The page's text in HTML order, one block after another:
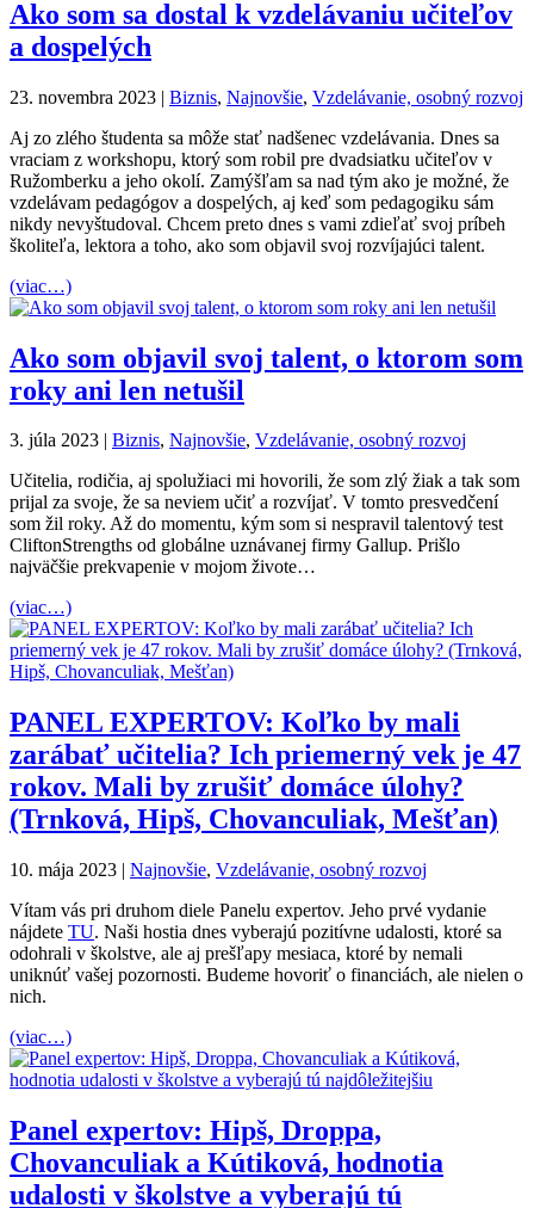
Ako som sa dostal k vzdelávaniu učiteľov
a dospelých
23. novembra 2023 | Biznis, Najnovšie, Vzdelávanie, osobný rozvoj
Aj zo zlého študenta sa môže stať nadšenec vzdelávania. Dnes sa
vraciam z workshopu, ktorý som robil pre dvadsiatku učiteľov v
Ružomberku a jeho okolí. Zamýšľam sa nad tým ako je možné, že
vzdelávam pedagógov a dospelých, aj keď som pedagogiku sám
nikdy nevyštudoval. Chcem preto dnes s vami zdieľať svoj príbeh
školiteľa, lektora a toho, ako som objavil svoj rozvíjajúci talent.
(viac…)
Ako som objavil svoj talent, o ktorom som
roky ani len netušil
3. júla 2023 | Biznis, Najnovšie, Vzdelávanie, osobný rozvoj
Učitelia, rodičia, aj spolužiaci mi hovorili, že som zlý žiak a tak som
prijal za svoje, že sa neviem učiť a rozvíjať. V tomto presvedčení
som žil roky. Až do momentu, kým som si nespravil talentový test
CliftonStrengths od globálne uznávanej firmy Gallup. Prišlo
najväčšie prekvapenie v mojom živote…
(viac…)
PANEL EXPERTOV: Koľko by mali
zarábať učitelia? Ich priemerný vek je 47
rokov. Mali by zrušiť domáce úlohy?
(Trnková, Hipš, Chovanculiak, Mešťan)
10. mája 2023 | Najnovšie, Vzdelávanie, osobný rozvoj
Vítam vás pri druhom diele Panelu expertov. Jeho prvé vydanie
nájdete TU. Naši hostia dnes vyberajú pozitívne udalosti, ktoré sa
odohrali v školstve, ale aj prešľapy mesiaca, ktoré by nemali
uniknúť vašej pozornosti. Budeme hovoriť o financiách, ale nielen o
nich.
(viac…)
Panel expertov: Hipš, Droppa,
Chovanculiak a Kútiková, hodnotia
udalosti v školstve a vyberajú tú